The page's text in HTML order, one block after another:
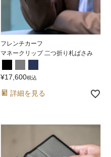
フレンチカーフ
マネークリップ 二つ折り札ばさみ
¥17,600税込
詳細を見る